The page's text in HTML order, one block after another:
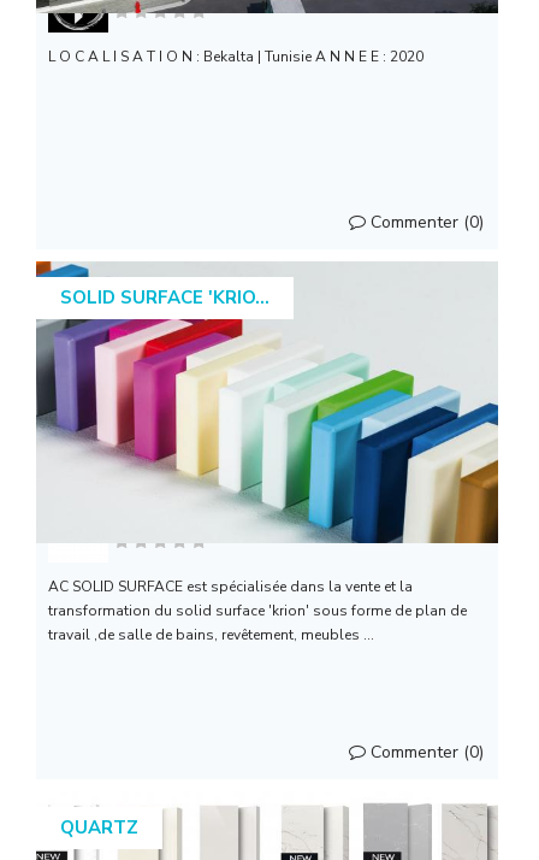
L O C A L I S A T I O N : Bekalta | Tunisie A N N E E : 2020
Commenter (0)
SOLID SURFACE 'KRIO...
AC SOLID SURFACE ( Coria...
AC SOLID SURFACE est spécialisée dans la vente et la
transformation du solid surface 'krion' sous forme de plan de
travail ,de salle de bains, revêtement, meubles ...
Commenter (0)
QUARTZ